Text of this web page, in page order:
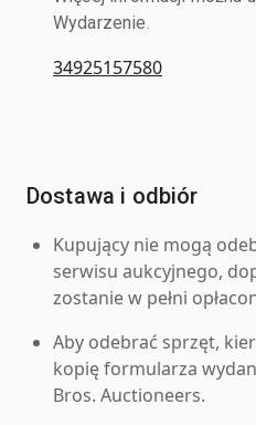
Wydarzenie.
34925157580
Dostawa i odbiór
Kupujący nie mogą
serwisu aukcyjnego,
zostanie w pełni
Aby odebrać sprzęt,
kopię formularza
Bros. Auctioneers.